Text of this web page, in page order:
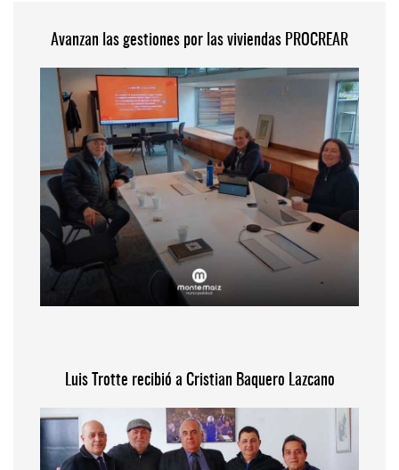
Avanzan las gestiones por las viviendas PROCREAR
Luis Trotte recibió a Cristian Baquero Lazcano